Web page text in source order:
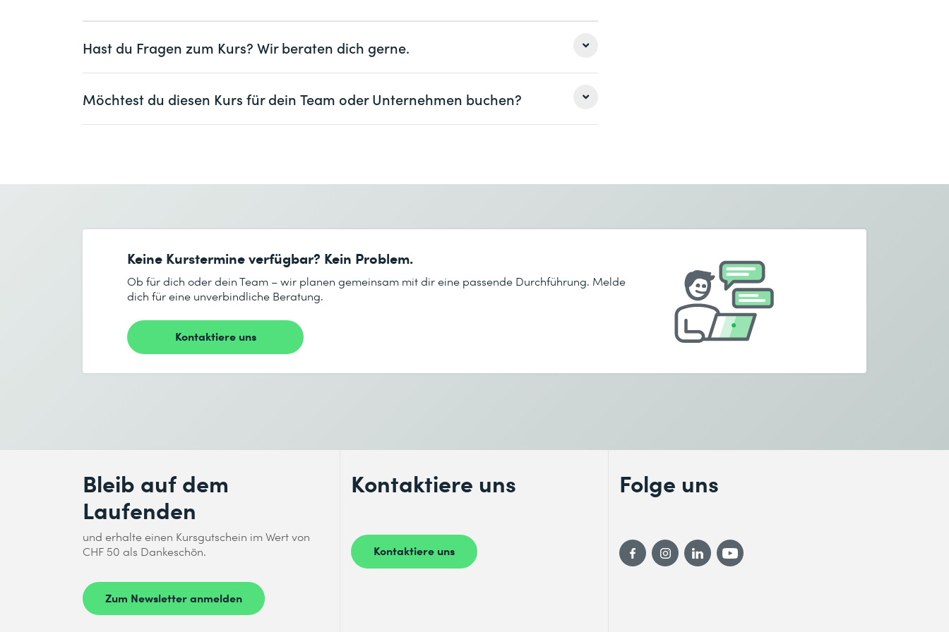
Operative Fähigkeiten mit VMware NSX®
Operative Kenntnisse zu VMware vSAN™
Hast du Fragen zum Kurs? Wir beraten dich gerne.
Vorname * Nachname *
* Pflichtfelder
Möchtest du diesen Kurs für dein Team oder Unternehmen buchen?
E-Mail * Telefon *
Gewünschtes Startdatum (DD.MM.YYYY) *
Datenschutzbestimmungen
Keine Kurstermine verfügbar? Kein Problem.
Ob für dich oder dein Team – wir planen gemeinsam mit dir eine passende Durchführung. Melde
dich für eine unverbindliche Beratung.
Kontaktiere uns
Bleib auf dem
Laufenden
und erhalte einen Kursgutschein im Wert von
CHF 50 als Dankeschön.
Zum Newsletter anmelden
Kontaktiere uns
Kontaktiere uns
Folge uns